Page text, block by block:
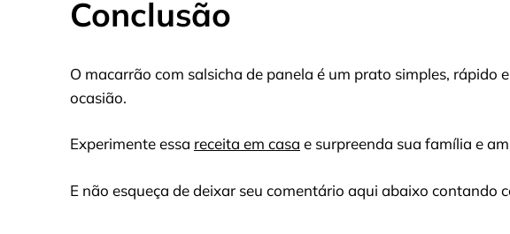
Conclusão
O macarrão com salsicha de panela é um prato simples, rápido
ocasião.
Experimente essa receita em casa e surpreenda sua família e
E não esqueça de deixar seu comentário aqui abaixo contando